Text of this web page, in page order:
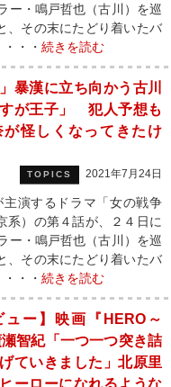
・鳴戸哲也（古川）を巡
、その末にたどり着いたバ
・・ 続きを読む
暴漢に立ち向かう古川
が王子」 犯人予想も
が怪しくなってきたけ
TOPICS 2021年7月24日
演するドラマ「女の戦争
系）の第４話が、２４日に
・鳴戸哲也（古川）を巡
、その末にたどり着いたバ
・・ 続きを読む
ュー】映画『HERO～
智紀「一つ一つ突き詰
ていきました」北原里
ーローになれるような